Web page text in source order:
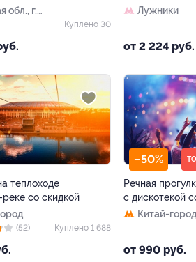
обл., г.
Куплено 30
Лужники
от 2 224 руб.
теплоходе
со скидкой
(52) Куплено 1 688
–50%
Речная
с дискотекой
Китай-город
от 990 руб.